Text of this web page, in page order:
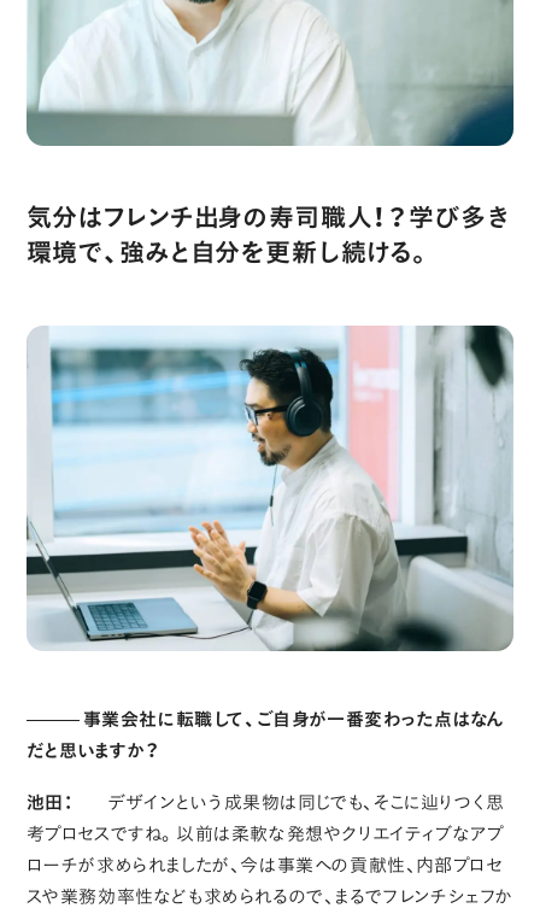
気分はフレンチ出身の寿司職人！？学び多き
環境で、強みと自分を更新し続ける。
事業会社に転職して、ご自身が一番変わった点はなん
だと思いますか？
池田：
デザインという成果物は同じでも、そこに辿りつく思
考プロセスですね。以前は柔軟な発想やクリエイティブなアプ
ローチが求められましたが、今は事業への貢献性、内部プロセ
スや業務効率性なども求められるので、まるでフレンチシェフか